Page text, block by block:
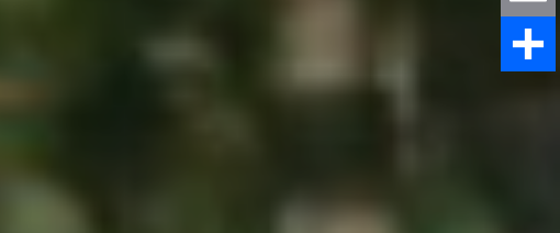
Email